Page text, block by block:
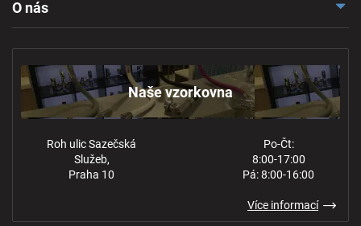
Ochrana osobních údajů
O nás
Naše vzorkovna
Roh ulic Sazečská
Služeb,
Praha 10
Po-Čt:
8:00-17:00
Pá: 8:00-16:00
Více informací